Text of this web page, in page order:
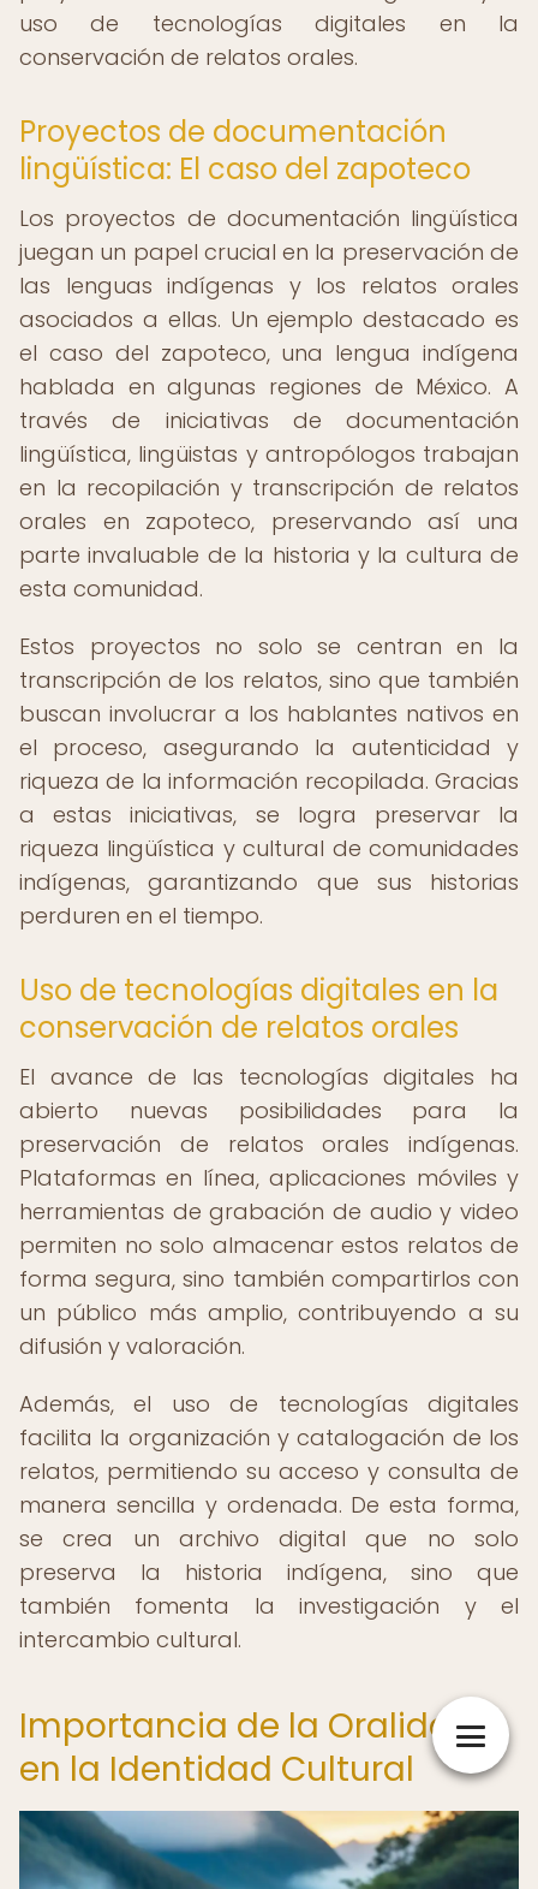
uso de tecnologías digitales en la
conservación de relatos orales.
Proyectos de documentación
lingüística: El caso del zapoteco
Los proyectos de documentación lingüística
juegan un papel crucial en la preservación de
las lenguas indígenas y los relatos orales
asociados a ellas. Un ejemplo destacado es
el caso del zapoteco, una lengua indígena
hablada en algunas regiones de México. A
través de iniciativas de documentación
lingüística, lingüistas y antropólogos trabajan
en la recopilación y transcripción de relatos
orales en zapoteco, preservando así una
parte invaluable de la historia y la cultura de
esta comunidad.
Estos proyectos no solo se centran en la
transcripción de los relatos, sino que también
buscan involucrar a los hablantes nativos en
el proceso, asegurando la autenticidad y
riqueza de la información recopilada. Gracias
a estas iniciativas, se logra preservar la
riqueza lingüística y cultural de comunidades
indígenas, garantizando que sus historias
perduren en el tiempo.
Uso de tecnologías digitales en la
conservación de relatos orales
El avance de las tecnologías digitales ha
abierto nuevas posibilidades para la
preservación de relatos orales indígenas.
Plataformas en línea, aplicaciones móviles y
herramientas de grabación de audio y video
permiten no solo almacenar estos relatos de
forma segura, sino también compartirlos con
un público más amplio, contribuyendo a su
difusión y valoración.
Además, el uso de tecnologías digitales
facilita la organización y catalogación de los
relatos, permitiendo su acceso y consulta de
manera sencilla y ordenada. De esta forma,
se crea un archivo digital que no solo
preserva la historia indígena, sino que
también fomenta la investigación y el
intercambio cultural.
Importancia de la Oralidad
en la Identidad Cultural